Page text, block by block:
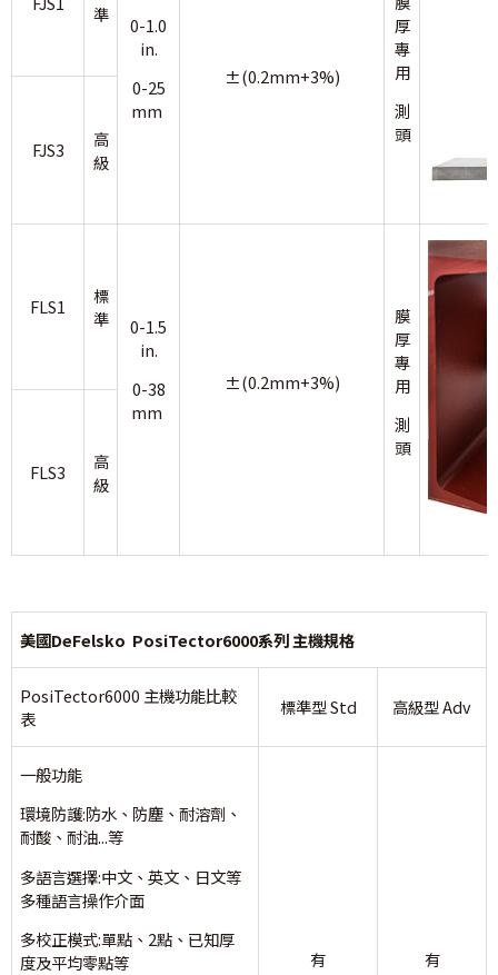
準
0-1.0
in.
0-25
mm
±(0.2mm+3%)
厚
專
用
測
頭
FJS3
高
級
FLS1
標
準
0-1.5
in.
0-38
mm
±(0.2mm+3%)
膜
厚
專
用
測
頭
FLS3
高
級
美國DeFelsko PosiTector6000系列 主機規格
PosiTector6000 主機功能比較
表
標準型 Std 高級型 Adv
一般功能
環境防護:防水、防塵、耐溶劑、
耐酸、耐油...等
多語言選擇:中文、英文、日文等
多種語言操作介面
多校正模式:單點、2點、已知厚
度及平均零點等
有 有